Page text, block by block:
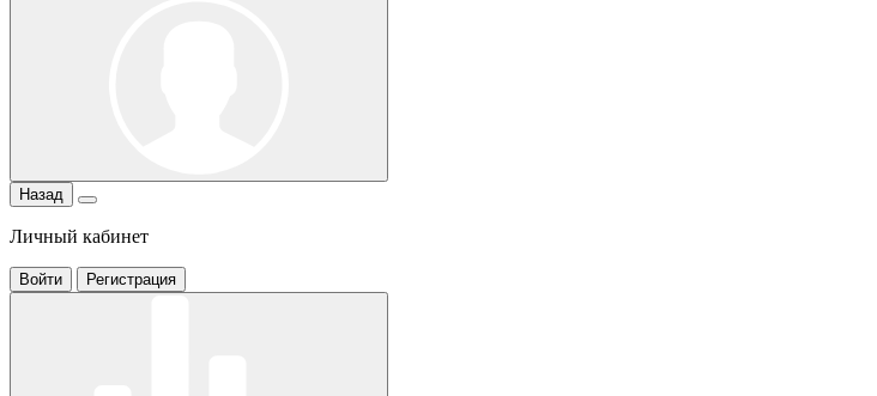
Назад
Личный кабинет
Войти Регистрация